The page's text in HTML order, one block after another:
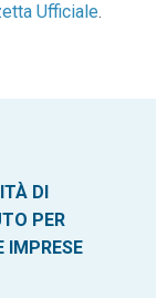
Ufficiale.
DI
PER
IMPRESE